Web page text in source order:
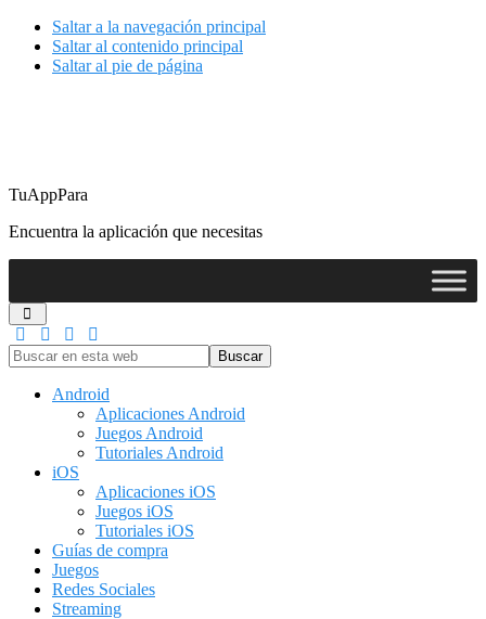
Saltar a la navegación principal
Saltar al contenido principal
Saltar al pie de página
TuAppPara
Encuentra la aplicación que necesitas
Buscar
en
Android
Aplicaciones Android
Juegos Android
Tutoriales Android
iOS
Aplicaciones iOS
Juegos iOS
Tutoriales iOS
Guías de compra
Juegos
Redes Sociales
Streaming